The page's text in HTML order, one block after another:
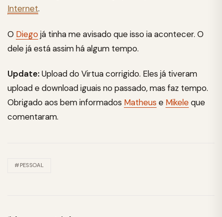
Internet.
O Diego já tinha me avisado que isso ia acontecer. O
dele já está assim há algum tempo.
Update: Upload do Virtua corrigido. Eles já tiveram
upload e download iguais no passado, mas faz tempo.
Obrigado aos bem informados Matheus e Mikeleque
comentaram.
#PESSOAL